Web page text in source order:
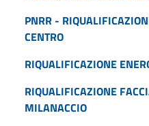
PNRR -
CENTRO
RIQUALIFICAZIONE
RIQUALIFICAZIONE
MILANACCIO